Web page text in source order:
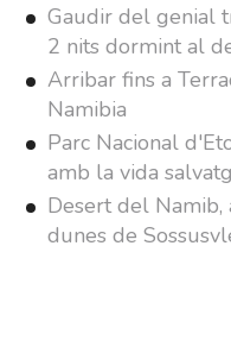
Gaudir del genial
2 nits dormint al
Arribar fins a
Namibia
Parc Nacional
amb la vida
Desert del Namib,
dunes de